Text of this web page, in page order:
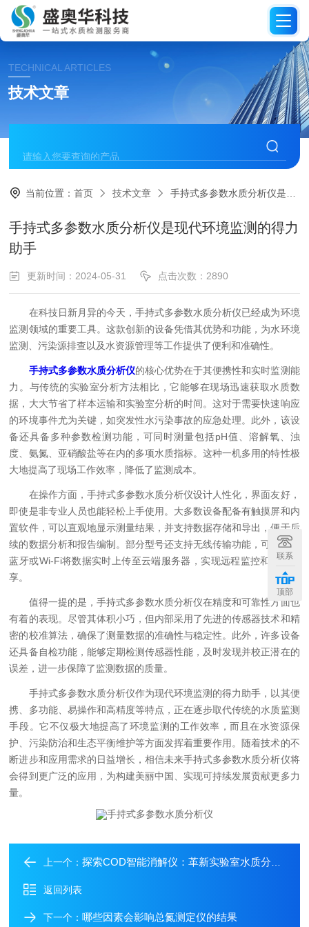
TECHNICAL ARTICLES
技术文章
当前位置：首页 技术文章 手持式多参数水质分析仪是现代环境监测的得力助手
手持式多参数水质分析仪是现代环境监测的得力
助手
更新时间：2024-05-31 点击次数：2890
在科技日新月异的今天，手持式多参数水质分析仪已经成为环境
监测领域的重要工具。这款创新的设备凭借其优势和功能，为水环境
监测、污染源排查以及水资源管理等工作提供了便利和准确性。
手持式多参数水质分析仪的核心优势在于其便携性和实时监测能
力。与传统的实验室分析方法相比，它能够在现场迅速获取水质数
据，大大节省了样本运输和实验室分析的时间。这对于需要快速响应
的环境事件尤为关键，如突发性水污染事故的应急处理。此外，该设
备还具备多种参数检测功能，可同时测量包括pH值、溶解氧、浊
度、氨氮、亚硝酸盐等在内的多项水质指标。这种一机多用的特性极
大地提高了现场工作效率，降低了监测成本。
在操作方面，手持式多参数水质分析仪设计人性化，界面友好，
即使是非专业人员也能轻松上手使用。大多数设备配备有触摸屏和内
置软件，可以直观地显示测量结果，并支持数据存储和导出，便于后
续的数据分析和报告编制。部分型号还支持无线传输功能，可以通过
蓝牙或Wi-Fi将数据实时上传至云端服务器，实现远程监控和数据共
享。
值得一提的是，手持式多参数水质分析仪在精度和可靠性方面也
有着的表现。尽管其体积小巧，但内部采用了先进的传感器技术和精
密的校准算法，确保了测量数据的准确性与稳定性。此外，许多设备
还具备自检功能，能够定期检测传感器性能，及时发现并校正潜在的
误差，进一步保障了监测数据的质量。
手持式多参数水质分析仪作为现代环境监测的得力助手，以其便
携、多功能、易操作和高精度等特点，正在逐步取代传统的水质监测
手段。它不仅极大地提高了环境监测的工作效率，而且在水资源保
护、污染防治和生态平衡维护等方面发挥着重要作用。随着技术的不
断进步和应用需求的日益增长，相信未来手持式多参数水质分析仪将
会得到更广泛的应用，为构建美丽中国、实现可持续发展贡献更多力
量。
上一个：探索COD智能消解仪：革新实验室水质分析的未来
返回列表
下一个： 哪些因素会影响总氮测定仪的结果
联系
顶部